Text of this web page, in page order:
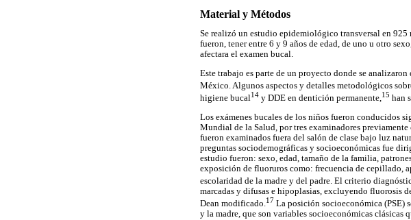
Material y Métodos
Se realizó un estudio epidemiológico transversal en
fueron, tener entre 6 y 9 años de edad, de uno u otro
afectara el examen bucal.
Este trabajo es parte de un proyecto donde se
México. Algunos aspectos y detalles metodológicos
higiene bucal14 y DDE en dentición permanente,15 han
Los exámenes bucales de los niños fueron conducidos
Mundial de la Salud, por tres examinadores
fueron examinados fuera del salón de clase bajo luz
preguntas sociodemográficas y socioeconómicas fue
estudio fueron: sexo, edad, tamaño de la familia,
exposición de fluoruros como: frecuencia de cepillado,
escolaridad de la madre y del padre. El criterio
marcadas y difusas e hipoplasias, excluyendo fluorosis
Dean modificado.17 La posición socioeconómica (PSE)
y la madre, que son variables socioeconómicas clásicas